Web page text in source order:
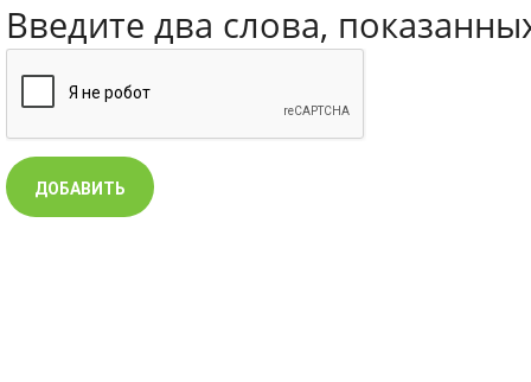
Введите два слова,